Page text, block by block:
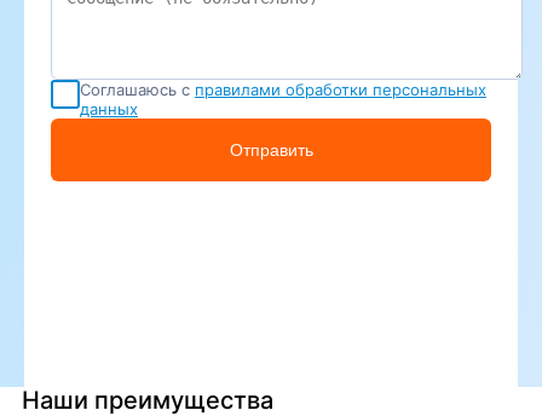
Соглашаюсь с правилами обработки персональных
данных
Отправить
Наши преимущества